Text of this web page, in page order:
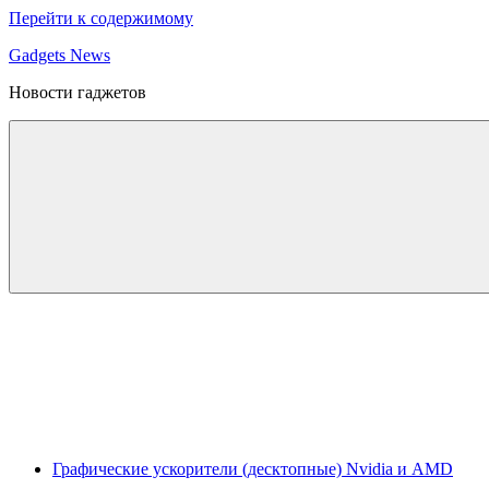
Перейти к содержимому
Gadgets News
Новости гаджетов
Графические ускорители (десктопные) Nvidia и AMD